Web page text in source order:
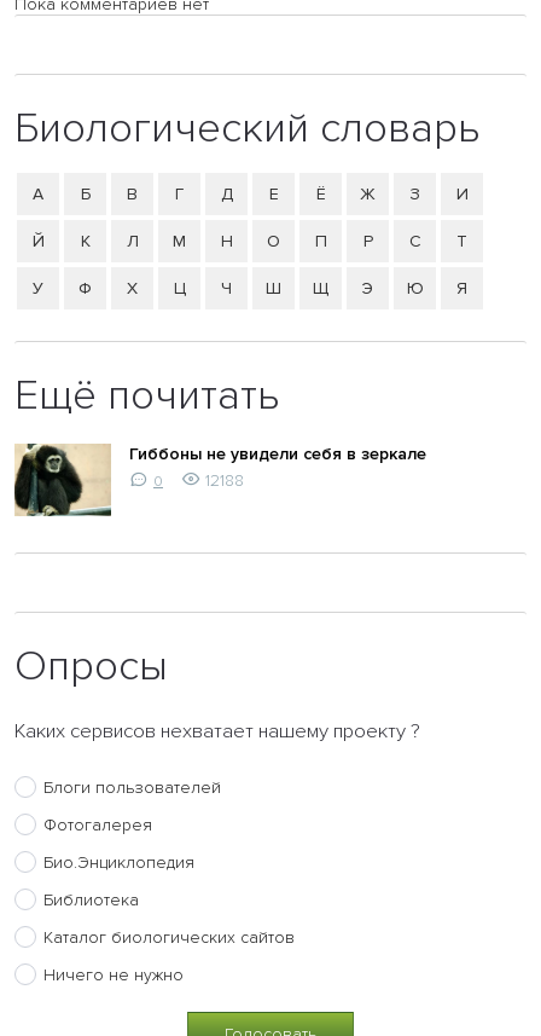
Пока комментариев нет
Биологический словарь
А Б В Г Д Е Ё Ж З И
Й К Л М Н О П Р С Т
У Ф Х Ц Ч Ш Щ Э Ю Я
Ещё почитать
Гиббоны не увидели себя в зеркале
0 12188
Опросы
Каких сервисов нехватает нашему проекту ?
Блоги пользователей
Фотогалерея
Био.Энциклопедия
Библиотека
Каталог биологических сайтов
Ничего не нужно